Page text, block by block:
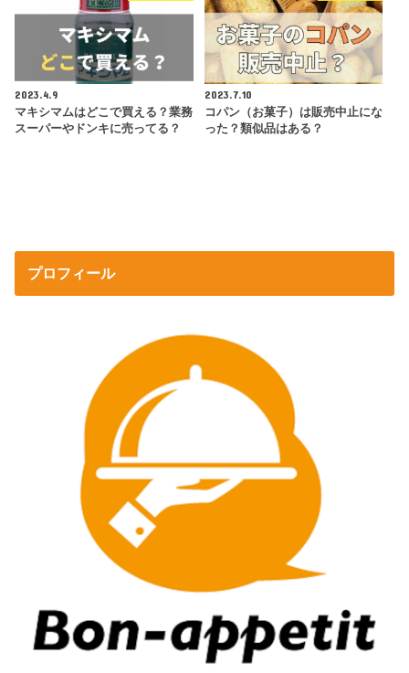
2023.4.9
マキシマムはどこで買える？業務
スーパーやドンキに売ってる？
2023.7.10
コパン（お菓子）は販売中止にな
った？類似品はある？
プロフィール